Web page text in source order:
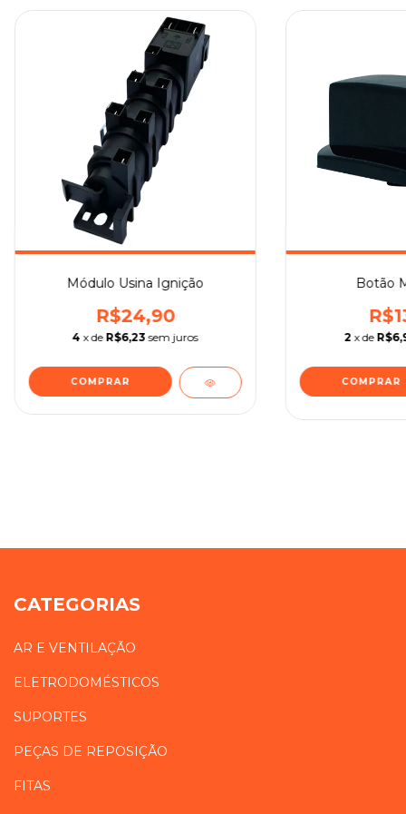
Módulo Usina Ignição
R$24,90
4 x de R$6,23 sem juros
COMPRAR
Botão
2 x de
CATEGORIAS
AR E VENTILAÇÃO
ELETRODOMÉSTICOS
SUPORTES
PEÇAS DE REPOSIÇÃO
FITAS